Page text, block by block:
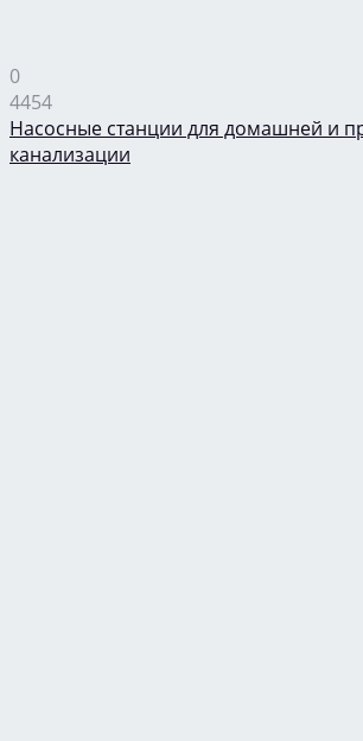
0
4454
Насосные станции для домашней и
канализации